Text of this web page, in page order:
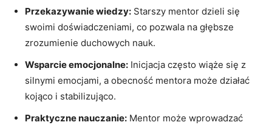
Przekazywanie wiedzy: Starszy mentor dzieli się
swoimi doświadczeniami, co pozwala na głębsze
zrozumienie duchowych nauk.
Wsparcie emocjonalne: Inicjacja często wiąże się z
silnymi emocjami, a obecność mentora może działać
kojąco i stabilizująco.
Praktyczne nauczanie: Mentor może wprowadzać